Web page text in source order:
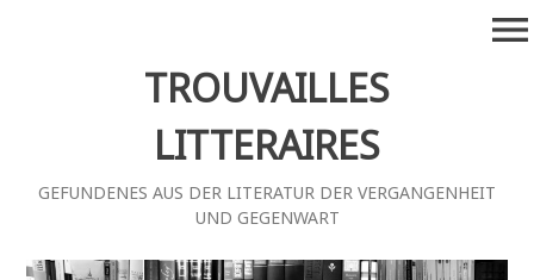
TROUVAILLES
LITTERAIRES
GEFUNDENES AUS DER LITERATUR DER VERGANGENHEIT
UND GEGENWART
menu